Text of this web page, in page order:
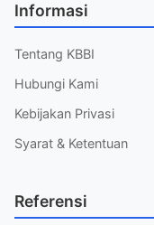
Informasi
Tentang KBBI
Hubungi Kami
Kebijakan Privasi
Syarat & Ketentuan
Referensi